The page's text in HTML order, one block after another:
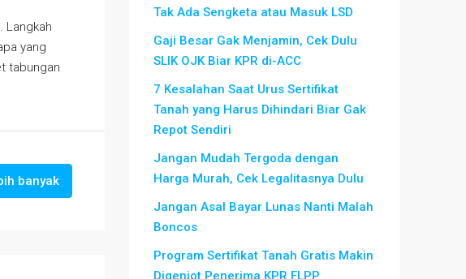
Langkah
yang
tabungan
banyak
Tak Ada Sengketa atau Masuk LSD
Gaji Besar Gak Menjamin, Cek Dulu
SLIK OJK Biar KPR di-ACC
7 Kesalahan Saat Urus Sertifikat
Tanah yang Harus Dihindari Biar Gak
Repot Sendiri
Jangan Mudah Tergoda dengan
Harga Murah, Cek Legalitasnya Dulu
Jangan Asal Bayar Lunas Nanti Malah
Boncos
Program Sertifikat Tanah Gratis Makin
Digenjot Penerima KPR FLPP